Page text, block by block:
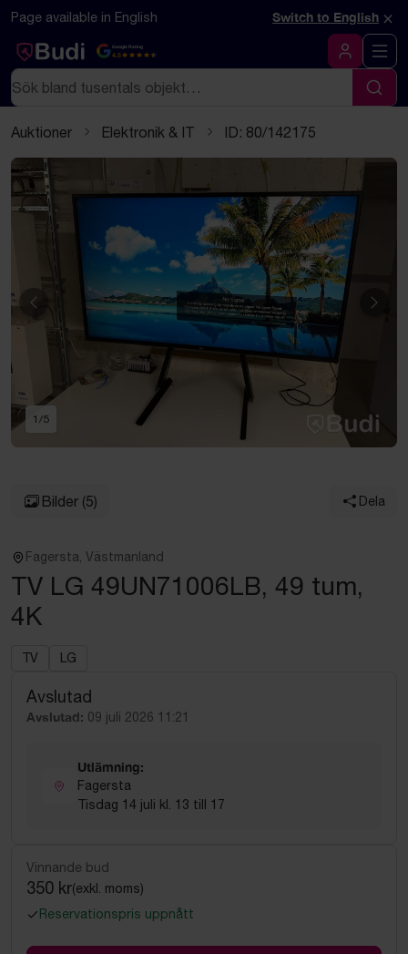
Hoppa till innehåll
Textbaserad (markdown) version av denna sida
Page available in English Switch to English ×
Google Rating
4.5
Logga in
Sök
Sök
Auktioner Elektronik & IT ID: 80/142175
Föregående
1 /5
Bilder (5) Dela
Fagersta, Västmanland
TV LG 49UN71006LB, 49 tum,
4K
TV LG
Avslutad
Avslutad: 09 juli 2026 11:21
Utlämning:
Fagersta
Tisdag 14 juli kl. 13 till 17
Vinnande bud
350 kr(exkl. moms)
Reservationspris uppnått